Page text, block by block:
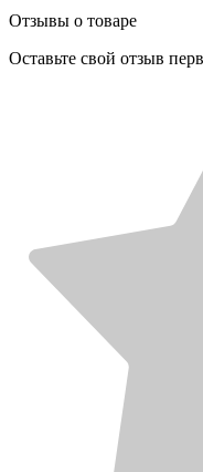
Отзывы о товаре
Оставьте свой отзыв